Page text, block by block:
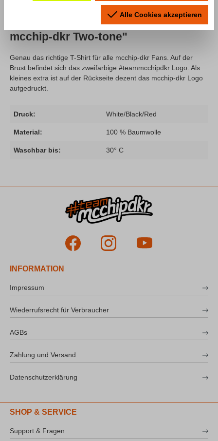
Produktinformationen "T-Shirt Team
mcchip-dkr Two-tone"
Genau das richtige T-Shirt für alle mcchip-dkr Fans. Auf der
Brust befindet sich das zweifarbige #teammcchipdkr Logo. Als
kleines extra ist auf der Rückseite dezent das mcchip-dkr Logo
aufgedruckt.
Druck: White/Black/Red
Material: 100 % Baumwolle
Waschbar bis: 30° C
INFORMATION
Impressum
Wiederrufsrecht für Verbraucher
AGBs
Zahlung und Versand
Datenschutzerklärung
SHOP & SERVICE
Support & Fragen
Alle Cookies akzeptieren